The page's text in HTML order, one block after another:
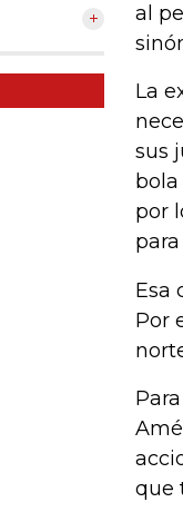
al
La
sus
bola
por
Esa
Por
que